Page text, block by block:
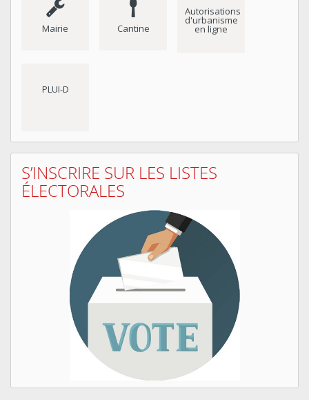
Mairie Cantine
Autorisations
d'urbanisme
en ligne
PLUI-D
S’INSCRIRE SUR LES LISTES
ÉLECTORALES